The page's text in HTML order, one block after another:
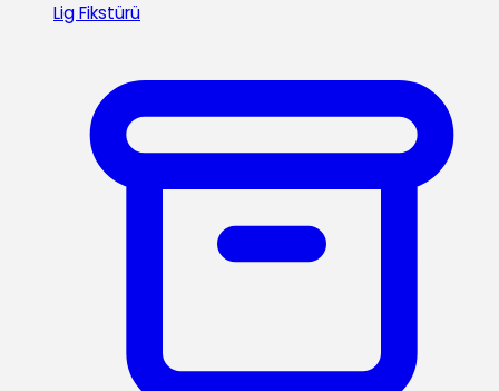
Lig Fikstürü